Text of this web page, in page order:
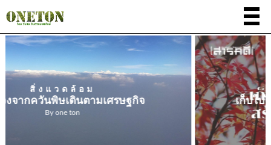
เก็บใบไม้ที่ร่วงหล่น สร้างเงินหลายล้าน